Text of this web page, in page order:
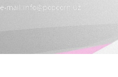
e-mail:info@popcorn.uz